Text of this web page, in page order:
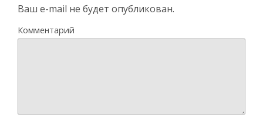
Ваш e-mail не будет опубликован.
Комментарий